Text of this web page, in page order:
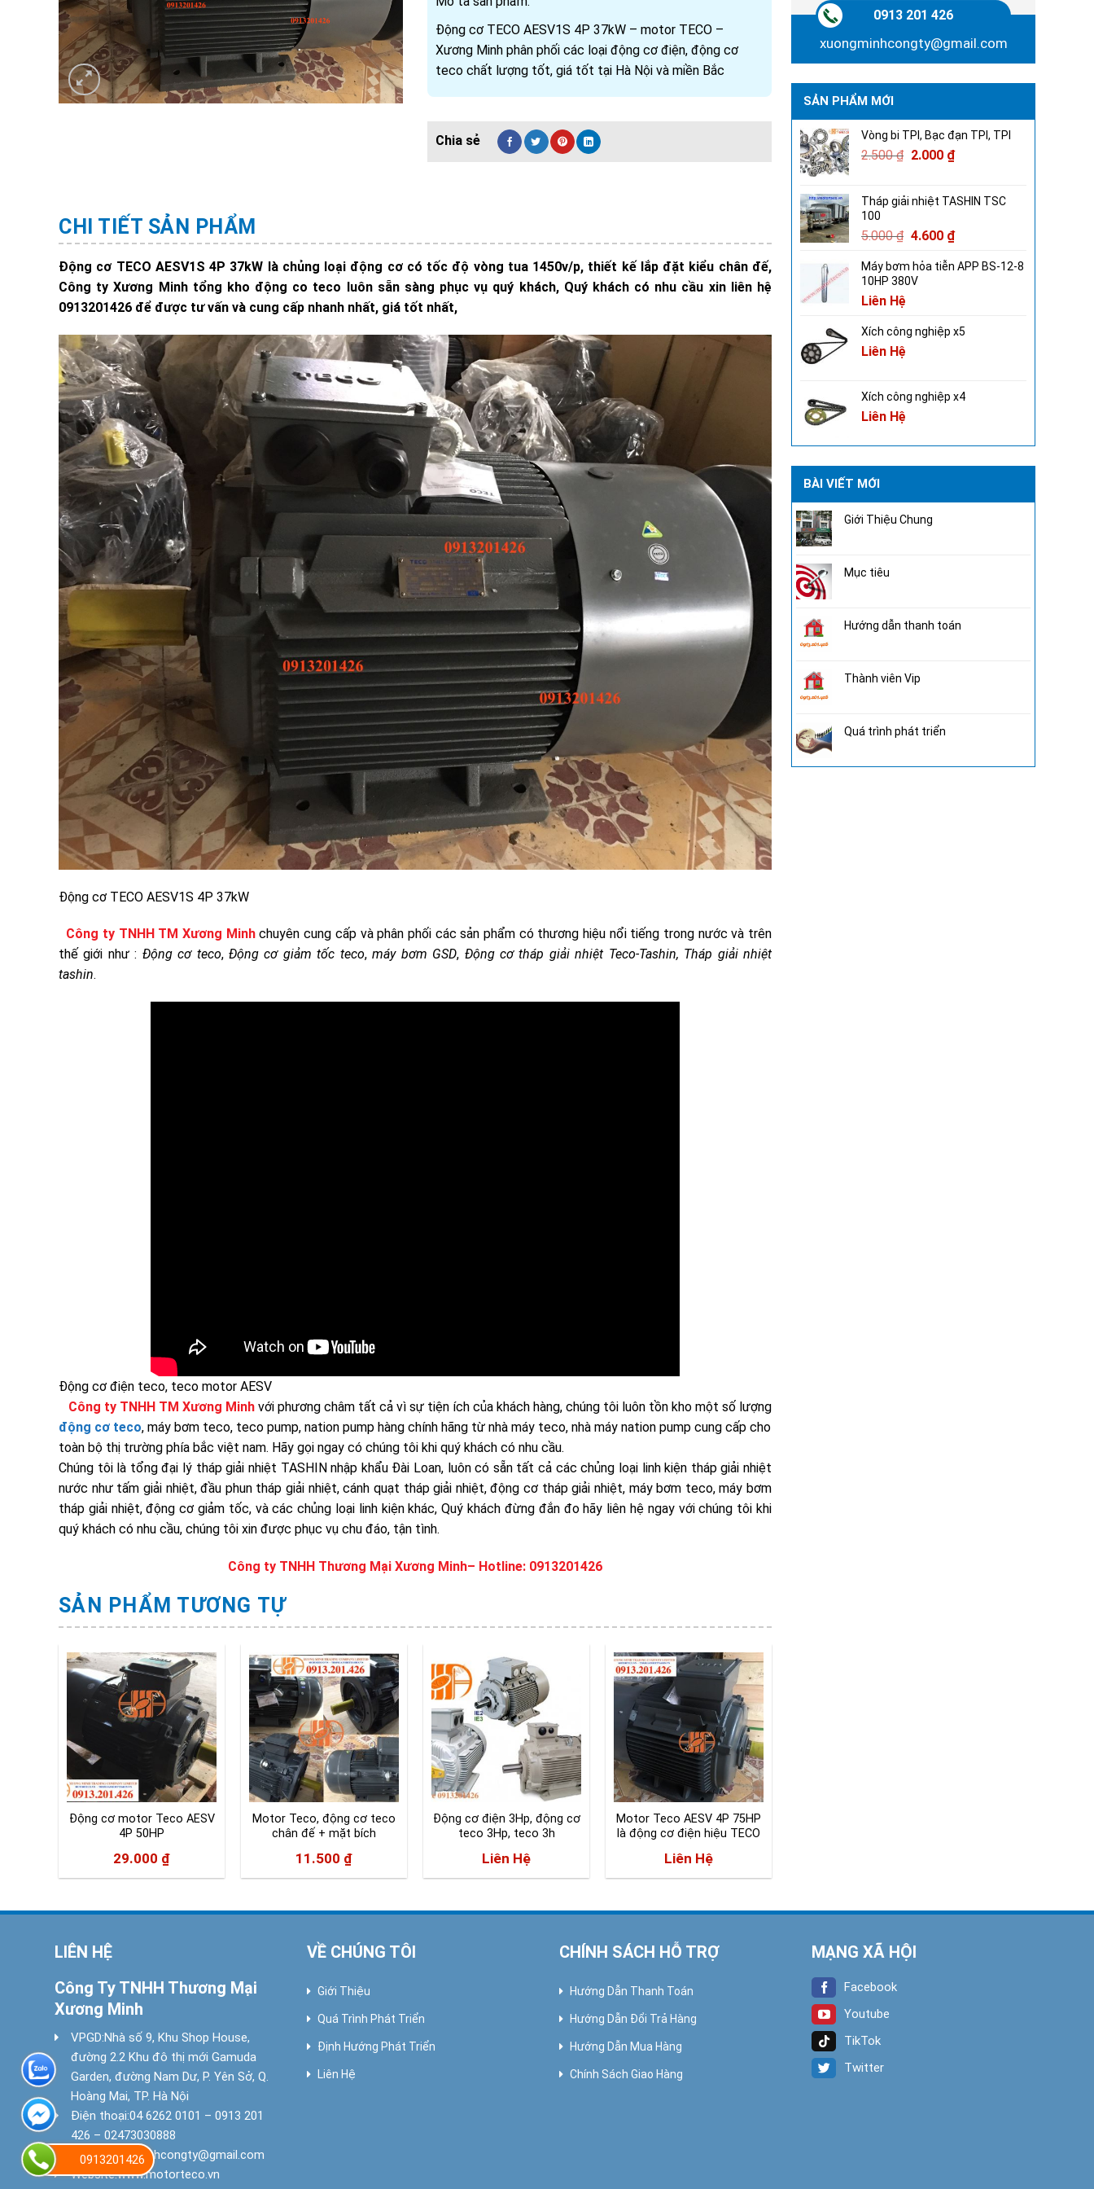
0913 201 426
xuongminhcongty@gmail.com
SẢN PHẨM MỚI
Vòng bi TPI, Bạc đạn TPI, TPI
2.500₫ 2.000 ₫
Tháp giải nhiệt TASHIN TSC
100
5.000₫ 4.600 ₫
Máy bơm hỏa tiễn APP BS-12-8
10HP 380V
Liên Hệ
Xích công nghiệp x5
Liên Hệ
Xích công nghiệp x4
Liên Hệ
BÀI VIẾT MỚI
Giới Thiệu Chung
Mục tiêu
Hướng dẫn thanh toán
Thành viên Vip
Quá trình phát triển
Động cơ TECO AESV1S 4P 37kW – motor TECO –
Xương Minh phân phối các loại động cơ điện, động cơ
teco chất lượng tốt, giá tốt tại Hà Nội và miền Bắc
CHI TIẾT SẢN PHẨM
Động cơ TECO AESV1S 4P 37kW là chủng loại động cơ có tốc độ vòng tua 1450v/p, thiết kế lắp đặt kiểu chân đế,
Công ty Xương Minh tổng kho động co teco luôn sẵn sàng phục vụ quý khách, Quý khách có nhu cầu xin liên hệ
0913201426 để được tư vấn và cung cấp nhanh nhất, giá tốt nhất,
Động cơ TECO AESV1S 4P 37kW
Công ty TNHH TM Xương Minhchuyên cung cấp và phân phối các sản phẩm có thương hiệu nổi tiếng trong nước và trên
thế giới như : Động cơ teco,Động cơ giảm tốc teco,máy bơm GSD, Động cơ tháp giải nhiệt Teco-Tashin, Tháp giải nhiệt
tashin.
Động cơ điện teco, teco motor AESV
Công ty TNHH TM Xương Minh với phương châm tất cả vì sự tiện ích của khách hàng, chúng tôi luôn tồn kho một số lượng
động cơ teco, máy bơm teco, teco pump, nation pump hàng chính hãng từ nhà máy teco, nhà máy nation pump cung cấp cho
toàn bộ thị trường phía bắc việt nam. Hãy gọi ngay có chúng tôi khi quý khách có nhu cầu.
Chúng tôi là tổng đại lý tháp giải nhiệt TASHIN nhập khẩu Đài Loan, luôn có sẵn tất cả các chủng loại linh kiện tháp giải nhiệt
nước như tấm giải nhiệt, đầu phun tháp giải nhiệt, cánh quạt tháp giải nhiệt, động cơ tháp giải nhiệt, máy bơm teco, máy bơm
tháp giải nhiệt, động cơ giảm tốc, và các chủng loại linh kiện khác, Quý khách đừng đắn đo hãy liên hệ ngay với chúng tôi khi
quý khách có nhu cầu, chúng tôi xin được phục vụ chu đáo, tận tình.
Công ty TNHH Thương Mại Xương Minh– Hotline: 0913201426
SẢN PHẨM TƯƠNG TỰ
Động cơ motor Teco AESV
4P 50HP
29.000 ₫
Motor Teco, động cơ teco
chân đế + mặt bích
11.500 ₫
Động cơ điện 3Hp, động cơ
teco 3Hp, teco 3h
Liên Hệ
Motor Teco AESV 4P 75HP
là động cơ điện hiệu TECO
Liên Hệ
LIÊN HỆ
Công Ty TNHH Thương Mại
Xương Minh
VPGD:Nhà số 9, Khu Shop House,
đường 2.2 Khu đô thị mới Gamuda
Garden, đường Nam Dư, P. Yên Sở, Q.
Hoàng Mai, TP. Hà Nội
Điện thoại:04 6262 0101 – 0913 201
426 – 02473030888
Email:xuongminhcongty@gmail.com
Website:www.motorteco.vn
VỀ CHÚNG TÔI
Giới Thiệu
Quá Trình Phát Triển
Định Hướng Phát Triển
Liên Hệ
CHÍNH SÁCH HỖ TRỢ
Hướng Dẫn Thanh Toán
Hướng Dẫn Đổi Trả Hàng
Hướng Dẫn Mua Hàng
Chính Sách Giao Hàng
MẠNG XÃ HỘI
Facebook
Youtube
TikTok
Twitter
0913201426